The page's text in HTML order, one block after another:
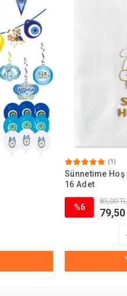
(1)
Sünnetime Hoş
16 Adet
%6
85,00 TL